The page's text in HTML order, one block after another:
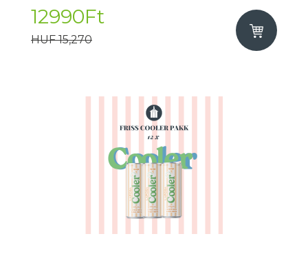
12990Ft
HUF 15,270